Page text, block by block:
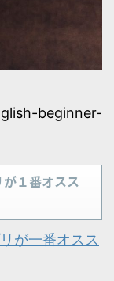
beginner-
１番オスス
が一番オスス